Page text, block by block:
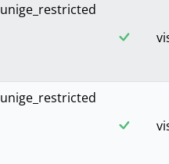
unige_restricted
unige_restricted